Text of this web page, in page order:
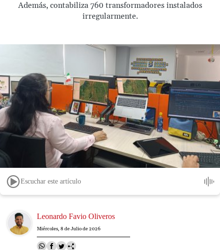
Además, contabiliza 760 transformadores instalados
irregularmente.
Escuchar este artículo
Image Leonardo Favio Oliveros
Miércoles, 8 de Julio de 2026